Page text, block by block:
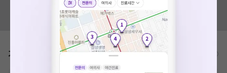
혹시 잘못된 병원정보가 있나요?
모두닥 팀에 알려주세요!
가격표 비급여/급여 진료란?